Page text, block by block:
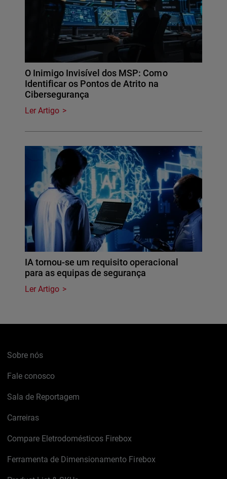
O Inimigo Invisível dos MSP: Como
Identificar os Pontos de Atrito na
Cibersegurança
Ler Artigo
IA tornou-se um requisito operacional
para as equipas de segurança
Ler Artigo
Sobre nós
Fale conosco
Sala de Reportagem
Carreiras
Compare Eletrodomésticos Firebox
Ferramenta de Dimensionamento Firebox